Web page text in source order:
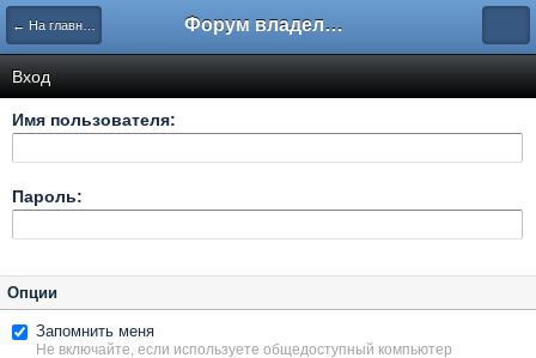
← На главную Форум владельцев интернет-магазинов
Вход
Имя пользователя:
Пароль:
Опции
Запомнить меня
Не включайте, если используете общедоступный компьютер